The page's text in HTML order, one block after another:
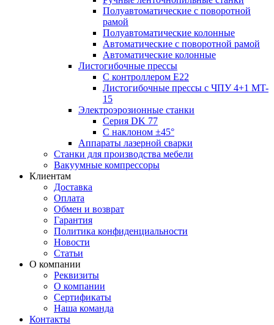
Полуавтоматические с поворотной
рамой
Полуавтоматические колонные
Автоматические с поворотной рамой
Автоматические колонные
Листогибочные прессы
С контроллером E22
Листогибочные прессы с ЧПУ 4+1 MT-
15
Электроэрозионные станки
Серия DK 77
С наклоном ±45°
Аппараты лазерной сварки
Станки для производства мебели
Вакуумные компрессоры
Клиентам
Доставка
Оплата
Обмен и возврат
Гарантия
Политика конфиденциальности
Новости
Статьи
О компании
Реквизиты
О компании
Сертификаты
Наша команда
Контакты